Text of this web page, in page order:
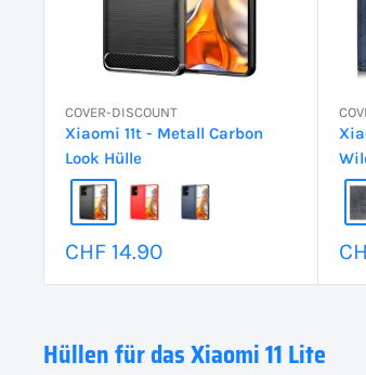
COVER-DISCOUNT
Xiaomi 11t - Metall Carbon
Look Hülle
Sonderpreis
CHF 14.90
Hüllen für das Xiaomi 11 Lite